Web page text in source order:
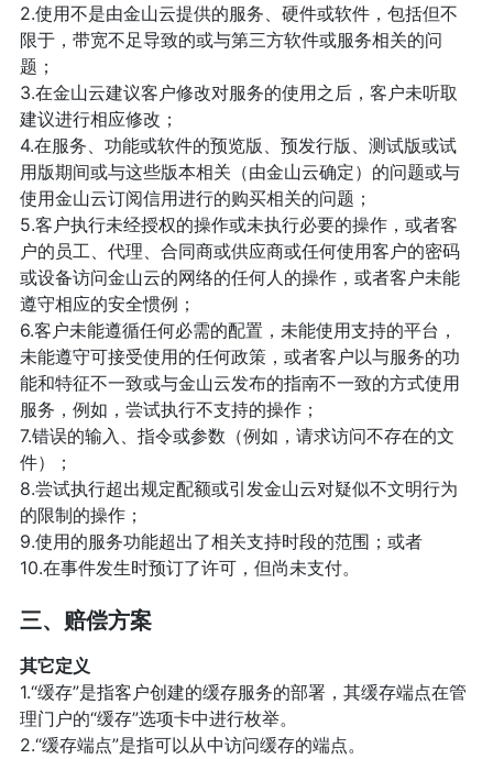
2.使用不是由金山云提供的服务、硬件或软件，包括但不
限于，带宽不足导致的或与第三方软件或服务相关的问
题；
3.在金山云建议客户修改对服务的使用之后，客户未听取
建议进行相应修改；
4.在服务、功能或软件的预览版、预发行版、测试版或试
用版期间或与这些版本相关（由金山云确定）的问题或与
使用金山云订阅信用进行的购买相关的问题；
5.客户执行未经授权的操作或未执行必要的操作，或者客
户的员工、代理、合同商或供应商或任何使用客户的密码
或设备访问金山云的网络的任何人的操作，或者客户未能
遵守相应的安全惯例；
6.客户未能遵循任何必需的配置，未能使用支持的平台，
未能遵守可接受使用的任何政策，或者客户以与服务的功
能和特征不一致或与金山云发布的指南不一致的方式使用
服务，例如，尝试执行不支持的操作；
7.错误的输入、指令或参数（例如，请求访问不存在的文
件）；
8.尝试执行超出规定配额或引发金山云对疑似不文明行为
的限制的操作；
9.使用的服务功能超出了相关支持时段的范围；或者
10.在事件发生时预订了许可，但尚未支付。
三、赔偿方案
其它定义
1.“缓存”是指客户创建的缓存服务的部署，其缓存端点在管
理门户的“缓存”选项卡中进行枚举。
2.“缓存端点”是指可以从中访问缓存的端点。